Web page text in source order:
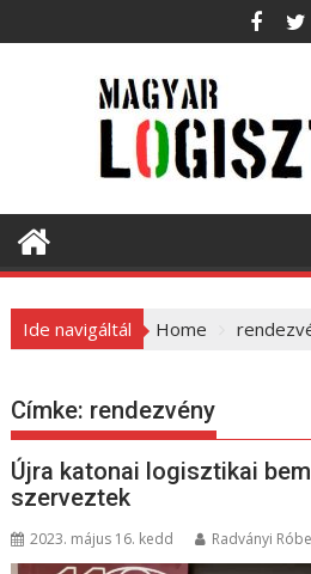
k
o
t
Ide navigáltál Home
Címke: rendezvény
Újra katonai logisztikai
szerveztek
2023. május 16. kedd Radványi